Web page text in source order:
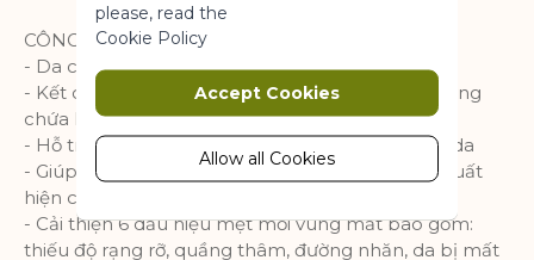
CÔNG DỤNG
- Da có dấu hiệu mệt mỏi
- Kết cấu ánh ngọc trai (có độ óng ánh nhẹ). Không
chứa hương liệu.
- Hỗ trợ làm sáng, cấp ẩm da và làm mịn màng da
- Giúp đánh thức vẻ rạng rỡ và hỗ trợ đẩy lùi sự xuất
hiện của những dấu hiệu lão hóa đầu tiên
- Cải thiện 6 dấu hiệu mệt mỏi vùng mắt bao gồm:
thiếu độ rạng rỡ, quầng thâm, đường nhăn, da bị mất
Marketing
Marketing cookies are used to track
and collect visitors actions on the
website. Cookies store user data and
behaviour information, which allows
advertising services to target more
customized user experience can be
please, read the
Cookie Policy
Accept Cookies
Allow all Cookies